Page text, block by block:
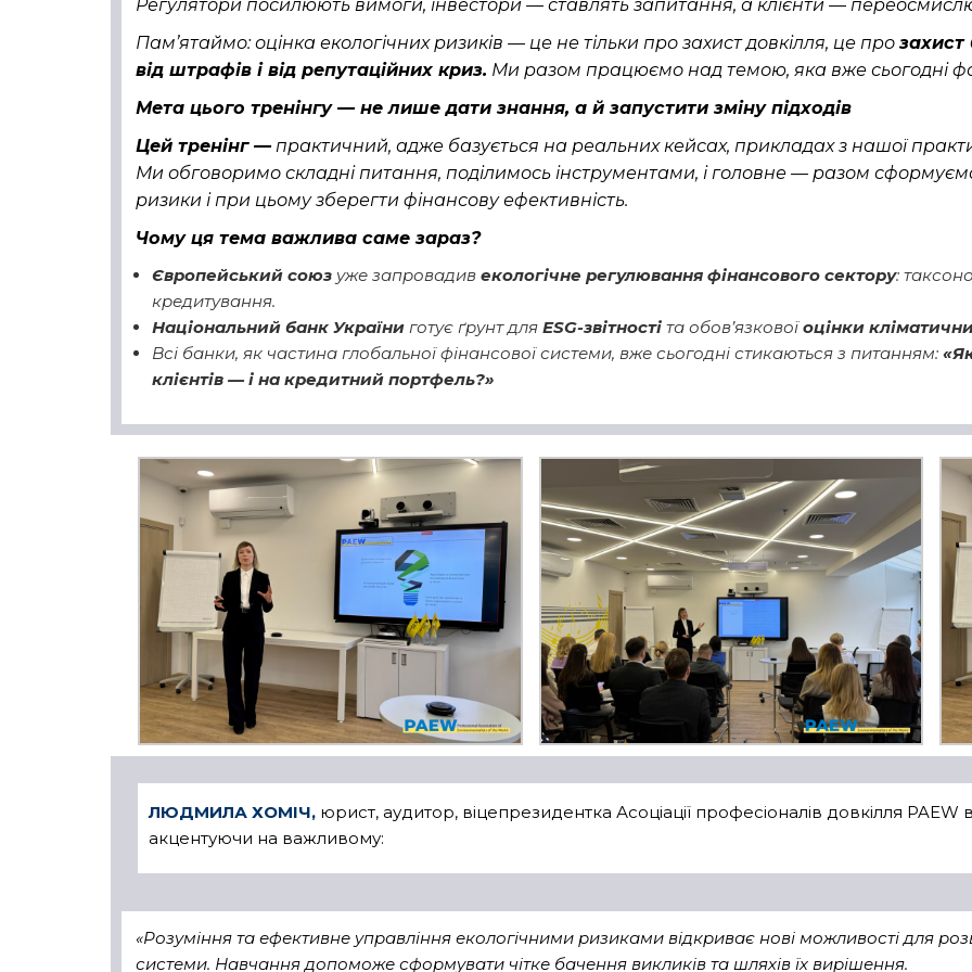
Регулятори посилюють вимоги, інвестори — ставлять запитання, а клієнти —
Пам’ятаймо: оцінка екологічних ризиків — це не тільки про захист довкілля, це про захист
від штрафів і від репутаційних криз. Ми разом працюємо над темою, яка вже сьогодні
Мета цього тренінгу — не лише дати знання, а й запустити зміну підходів
Цей тренінг —практичний, адже базується на реальних кейсах, прикладах з нашої
Ми обговоримо складні питання, поділимось інструментами, і головне — разом
ризики і при цьому зберегти фінансову ефективність.
Чому ця тема важлива саме зараз?
Європейський союз уже запровадив екологічне регулювання фінансового сектору:
кредитування.
Національний банк України готує ґрунт для ESG-звітності та обов’язковоїоцінки
Всі банки, як частина глобальної фінансової системи, вже сьогодні стикаються з питанням:
клієнтів — і на кредитний портфель?»
ЛЮДМИЛА ХОМІЧ, юрист, аудитор, віцепрезидентка Асоціації професіоналів довкілля
акцентуючи на важливому:
«Розуміння та ефективне управління екологічними ризиками відкриває нові можливості для
системи. Навчання допоможе сформувати чітке бачення викликів та шляхів їх вирішення.